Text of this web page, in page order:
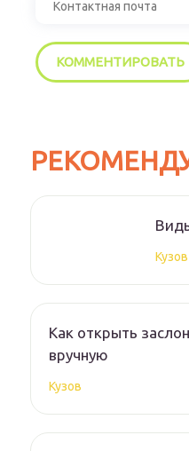
Кузов
Как открыть
вручную
Кузов